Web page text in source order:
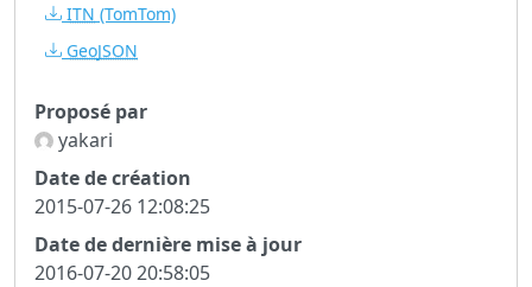
ITN (TomTom)
GeoJSON
Proposé par
yakari
Date de création
2015-07-26 12:08:25
Date de dernière mise à jour
2016-07-20 20:58:05